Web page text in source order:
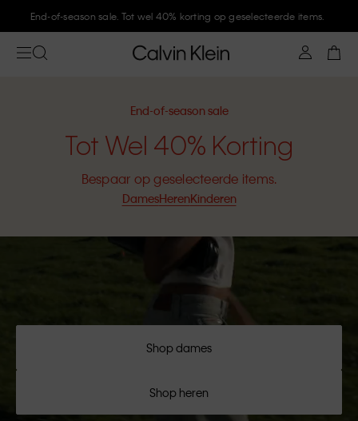
Meld je aan bij Calvin Klein en krijg 10% korting
End-of-season sale
Tot Wel 40% Korting
Bespaar op geselecteerde items.
DamesHerenKinderen
Shop dames
Shop heren